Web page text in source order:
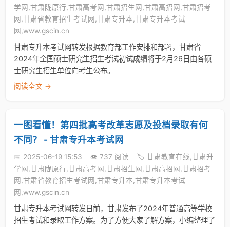
学网,甘肃陇原行,甘肃高考网,甘肃招生网,甘肃高招网,甘肃招考
网,甘肃省教育招生考试网,甘肃专升本,甘肃专升本考试
网,www.gscin.cn
甘肃专升本考试网转发根据教育部工作安排和部署，甘肃省
2024年全国硕士研究生招生考试初试成绩将于2月26日由各硕
士研究生招生单位向考生公布。
阅读全文 →
一图看懂！第四批高考改革志愿及投档录取有何
不同？ - 甘肃专升本考试网
📅 2025-06-19 15:53 👁️ 737 阅读
🏷️ 甘肃教育在线,甘肃升
学网,甘肃陇原行,甘肃高考网,甘肃招生网,甘肃高招网,甘肃招考
网,甘肃省教育招生考试网,甘肃专升本,甘肃专升本考试
网,www.gscin.cn
甘肃专升本考试网转发日前，甘肃发布了2024年普通高等学校
招生考试和录取工作方案。为了方便大家了解方案，小编整理了